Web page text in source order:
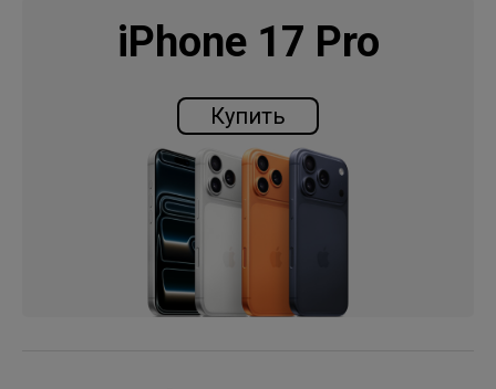
iPhone 17 Pro
Купить